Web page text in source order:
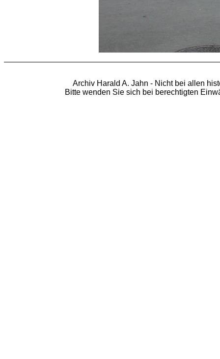
Archiv Harald A. Jahn - Nicht bei allen
Bitte wenden Sie sich bei berechtigten